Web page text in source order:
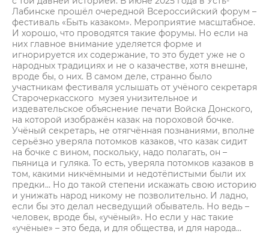
Лабинске прошёл очередной Всероссийский форум –
фестиваль «Быть казаком». Мероприятие масштабное.
И хорошо, что проводятся такие форумы. Но если на
них главное внимание уделяется форме и
игнорируется их содержание, то это будет уже не о
народных традициях и не о казачестве, хотя внешне,
вроде бы, о них. В самом деле, странно было
участникам фестиваля услышать от учёного секретаря
Старочеркасского музея унизительное и
издевательское объяснение печати Войска Донского,
на которой изображён казак на пороховой бочке.
Учёный секретарь, не отягчённая познаниями, вполне
серьёзно уверяла потомков казаков, что казак сидит
на бочке с вином, поскольку, надо полагать, он –
пьяница и гуляка. То есть, уверяла потомков казаков в
том, какими никчёмными и недотёпистыми были их
предки… Но до такой степени искажать свою историю
и унижать народ никому не позволительно. И ладно,
если бы это делал несведущий обыватель. Но ведь –
человек, вроде бы, «учёный». Но если у нас такие
«учёные» – это беда, и для общества, и для народа…